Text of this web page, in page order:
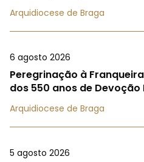
Arquidiocese de Braga
6 agosto 2026
Peregrinação à
dos 550 anos de Devoção
Arquidiocese de Braga
5 agosto 2026